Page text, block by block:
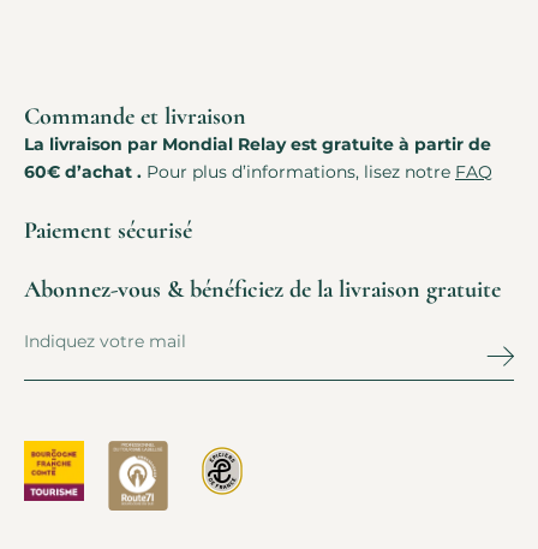
Commande et livraison
La livraison par Mondial Relay est gratuite à partir de
60€ d’achat . Pour plus d’informations, lisez notre FAQ
Paiement sécurisé
Abonnez-vous & bénéficiez de la livraison gratuite